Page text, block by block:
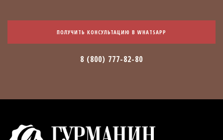
ПОЛУЧИТЬ КОНСУЛЬТАЦИЮ В WHATSAPP
8 (800) 777-82-80